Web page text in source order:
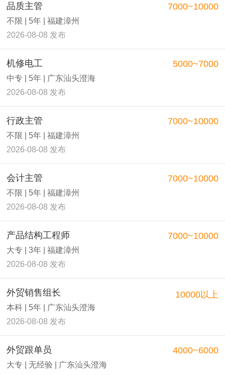
品质主管
不限 | 5年 | 福建漳州
2026-08-08 发布
7000~10000
机修电工
中专 | 5年 | 广东汕头澄海
2026-08-08 发布
5000~7000
行政主管
不限 | 5年 | 福建漳州
2026-08-08 发布
7000~10000
会计主管
不限 | 5年 | 福建漳州
2026-08-08 发布
7000~10000
产品结构工程师
大专 | 3年 | 福建漳州
2026-08-08 发布
7000~10000
外贸销售组长
本科 | 5年 | 广东汕头澄海
2026-08-08 发布
10000以上
外贸跟单员
大专 | 无经验 | 广东汕头澄海
4000~6000